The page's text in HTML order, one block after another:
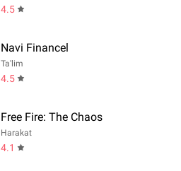
4.5
Navi Financel
Ta'lim
4.5
Free Fire: The Chaos
Harakat
4.1